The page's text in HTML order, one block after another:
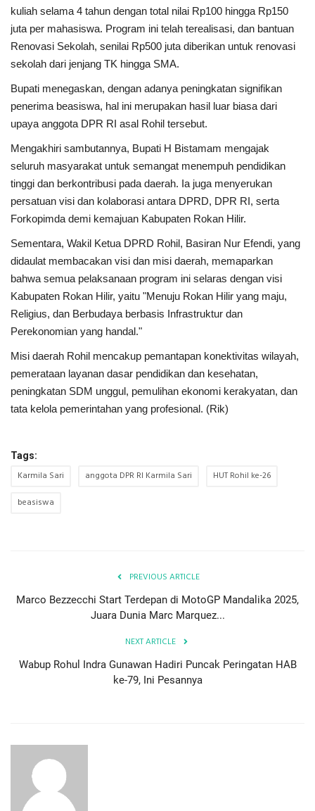
kuliah selama 4 tahun dengan total nilai Rp100 hingga Rp150
juta per mahasiswa. Program ini telah terealisasi, dan bantuan
Renovasi Sekolah, senilai Rp500 juta diberikan untuk renovasi
sekolah dari jenjang TK hingga SMA.
Bupati menegaskan, dengan adanya peningkatan signifikan
penerima beasiswa, hal ini merupakan hasil luar biasa dari
upaya anggota DPR RI asal Rohil tersebut.
Mengakhiri sambutannya, Bupati H Bistamam mengajak
seluruh masyarakat untuk semangat menempuh pendidikan
tinggi dan berkontribusi pada daerah. Ia juga menyerukan
persatuan visi dan kolaborasi antara DPRD, DPR RI, serta
Forkopimda demi kemajuan Kabupaten Rokan Hilir.
Sementara, Wakil Ketua DPRD Rohil, Basiran Nur Efendi, yang
didaulat membacakan visi dan misi daerah, memaparkan
bahwa semua pelaksanaan program ini selaras dengan visi
Kabupaten Rokan Hilir, yaitu "Menuju Rokan Hilir yang maju,
Religius, dan Berbudaya berbasis Infrastruktur dan
Perekonomian yang handal."
Misi daerah Rohil mencakup pemantapan konektivitas wilayah,
pemerataan layanan dasar pendidikan dan kesehatan,
peningkatan SDM unggul, pemulihan ekonomi kerakyatan, dan
tata kelola pemerintahan yang profesional. (Rik)
Tags:
Karmila Sari anggota DPR RI Karmila Sari
HUT Rohil ke-26
beasiswa
PREVIOUS ARTICLE
Marco Bezzecchi Start Terdepan di MotoGP Mandalika 2025,
Juara Dunia Marc Marquez...
NEXT ARTICLE
Wabup Rohul Indra Gunawan Hadiri Puncak Peringatan HAB
ke-79, Ini Pesannya